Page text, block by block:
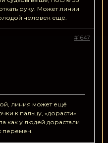
руку. Может линии
человек ещё.
#1647
линия может ещё
к пальцу, «дорасти».
как у людей дорастали
перемен.